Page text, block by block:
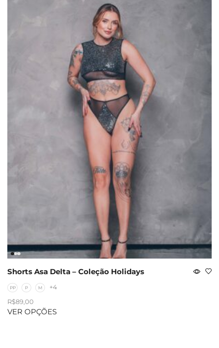
Shorts Asa Delta – Coleção Holidays
PP P M
+4
R$89,00
VER OPÇÕES